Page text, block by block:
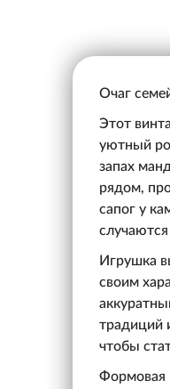
Очаг
Этот
уютный
запах
рядом,
сапог у
Игрушка
своим
традиций
чтобы
Формовая